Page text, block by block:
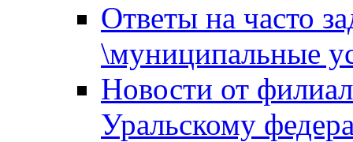
Ответы на часто
\муниципальные
Новости от
Уральскому